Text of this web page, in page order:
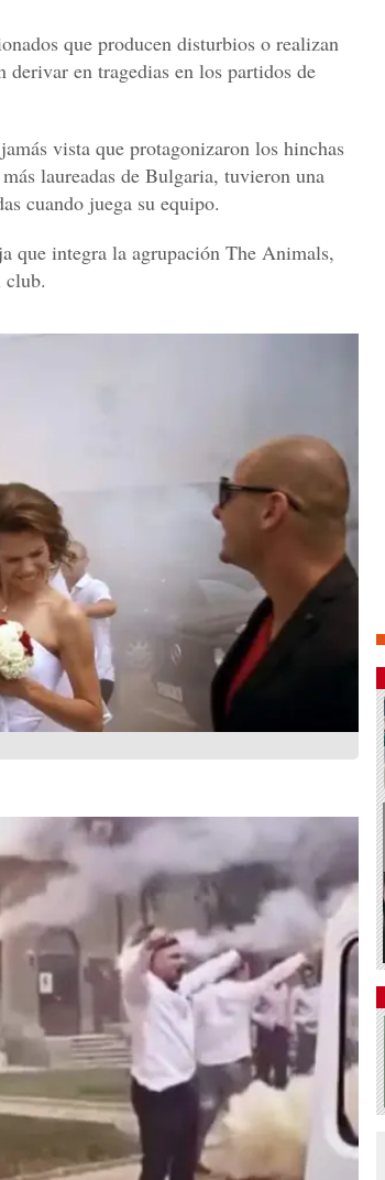
que producen disturbios o realizan
derivar en tragedias en los partidos de
vista que protagonizaron los hinchas
laureadas de Bulgaria, tuvieron una
cuando juega su equipo.
que integra la agrupación The Animals,
club.